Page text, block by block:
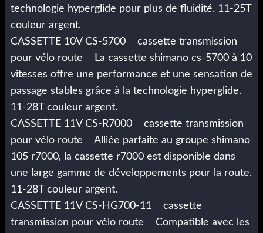
technologie hyperglide pour plus de fluidité. 11-25T
couleur argent.
CASSETTE 10V CS-5700 cassette transmission
pour vélo route La cassette shimano cs-5700 à 10
vitesses offre une performance et une sensation de
passage stables grâce à la technologie hyperglide.
11-28T couleur argent.
CASSETTE 11V CS-R7000 cassette transmission
pour vélo route Alliée parfaite au groupe shimano
105 r7000, la cassette r7000 est disponible dans
une large gamme de développements pour la route.
11-28T couleur argent.
CASSETTE 11V CS-HG700-11 cassette
transmission pour vélo route Compatible avec les